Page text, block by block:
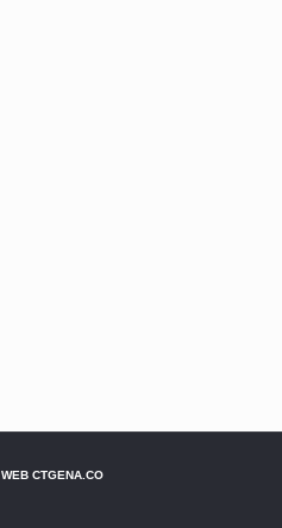
WEB CTGENA.CO